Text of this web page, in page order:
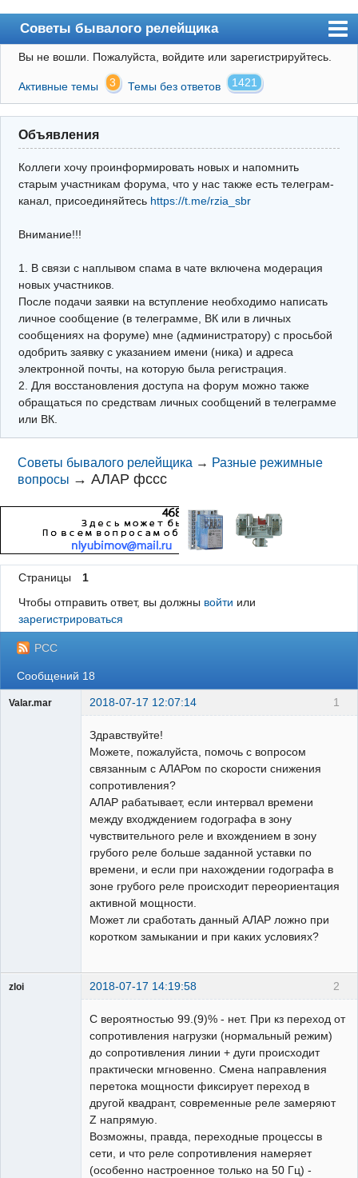
Советы бывалого релейщика
Форум
Правила
Поиск
Регистрация
Архив
Почта
Поиск релейщика
Видео РЗиА
Фотохостинг
Телеграм
Вы не вошли. Пожалуйста, войдите или зарегистрируйтесь.
Активные темы 3 Темы без ответов 1421
Объявления
Коллеги хочу проинформировать новых и напомнить
старым участникам форума, что у нас также есть телеграм-
канал, присоединяйтесь https://t.me/rzia_sbr
Внимание!!!
1. В связи с наплывом спама в чате включена модерация
новых участников.
После подачи заявки на вступление необходимо написать
личное сообщение (в телеграмме, ВК или в личных
сообщениях на форуме) мне (администратору) с просьбой
одобрить заявку с указанием имени (ника) и адреса
электронной почты, на которую была регистрация.
2. Для восстановления доступа на форум можно также
обращаться по средствам личных сообщений в телеграмме
или ВК.
Советы бывалого релейщика → Разные режимные
вопросы →АЛАР фссс
Страницы
1
Чтобы отправить ответ, вы должны войти или
зарегистрироваться
РСС
Сообщений 18
1
Valar.mar 2018-07-17 12:07:14
Здравствуйте!
Можете, пожалуйста, помочь с вопросом
связанным с АЛАРом по скорости снижения
сопротивления?
АЛАР рабатывает, если интервал времени
между входждением годографа в зону
чувствительного реле и вхождением в зону
грубого реле больше заданной уставки по
времени, и если при нахождении годографа в
зоне грубого реле происходит переориентация
активной мощности.
Может ли сработать данный АЛАР ложно при
коротком замыкании и при каких условиях?
2
zloi 2018-07-17 14:19:58
С вероятностью 99.(9)% - нет. При кз переход от
сопротивления нагрузки (нормальный режим)
до сопротивления линии + дуги происходит
практически мгновенно. Смена направления
перетока мощности фиксирует переход в
другой квадрант, современные реле замеряют
Z напрямую.
Возможны, правда, переходные процессы в
сети, и что реле сопротивления намеряет
(особенно настроенное только на 50 Гц) -